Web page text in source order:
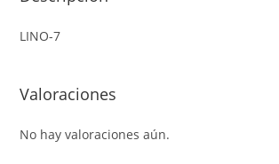
LINO-7
Valoraciones
No hay valoraciones aún.